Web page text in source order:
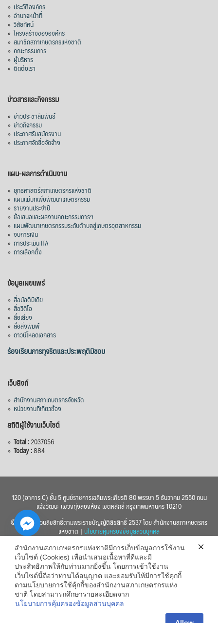
» ประวัติองค์กร
» อำนาจหน้าที่
» วิสัยทัศน์
» โครงสร้างขององค์กร
» สมาชิกสภาเกษตรกรแห่งชาติ
» คณะกรรมการ
» ผู้บริหาร
» ติดต่อเรา
ข่าวสารและกิจกรรม
» ข่าวประชาสัมพันธ์
» ข่าวกิจกรรม
» ประกาศรับสมัครงาน
» ประกาศจัดซื้อจัดจ้าง
แผน-ผลการดำเนินงาน
» ยุทธศาสตร์สภาเกษตรกรแห่งชาติ
» แผนแม่บทเพื่อพัฒนาเกษตรกรรม
» รายงานประจำปี
» ข้อเสนอและผลงานคณะกรรมการฯ
» แผนพัฒนาเกษตรกรรมระดับตำบลสู่เกษตรอุตสาหกรรม
» งบการเงิน
» การประเมิน ITA
» การเลือกตั้ง
ข้อมูลเผยแพร่
» สื่อมัลติมีเดีย
» สื่อวิดีโอ
» สื่อเสียง
» สื่อสิ่งพิมพ์
» ดาวน์โหลดเอกสาร
ร้องเรียนการทุจริตและประพฤติมิชอบ
เว็บลิงก์
» สำนักงานสภาเกษตรกรจังหวัด
» หน่วยงานที่เกี่ยวข้อง
สถิติผู้ใช้งานเว็บไซต์
» Total :2037056
» Today :884
120 (อาคาร C) ชั้น 5 ศูนย์ราชการเฉลิมพระเกียรติ 80 พรรษา 5 ธันวาคม 2550 ถนน
แจ้งวัฒนะ แขวงทุ่งสองห้อง เขตหลักสี่ กรุงเทพมหานคร 10210
© 2560 สงวนลิขสิทธิ์ตามพระราชบัญญัติลิขสิทธิ์ 2537 โดย สำนักงานสภาเกษตรกร
แห่งชาติ | นโยบายคุ้มครองข้อมูลส่วนบุคคล
สำนักงานสภาเกษตรกรแห่งชาติมีการเก็บข้อมูลการใช้งาน
เว็บไซต์ (Cookies) เพื่อนำเสนอเนื้อหาที่ดีและมี
ประสิทธิภาพให้กับท่านมากยิ่งขึ้น โดยการเข้าใช้งาน
เว็บไซต์นี้ถือว่าท่านได้อนุญาต และยอมรับให้มีการใช้คุกกี้
ตามนโยบายการใช้คุ้กกี้ของสำนักงานสภาเกษตรกรแห่ง
ชาติ โดยสามารถศึกษารายละเอียดจาก
นโยบายการคุ้มครองข้อมูลส่วนบุคคล
Hide
chaty